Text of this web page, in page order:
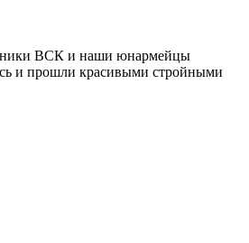
ВСК и наши юнармейцы
и прошли красивыми стройными